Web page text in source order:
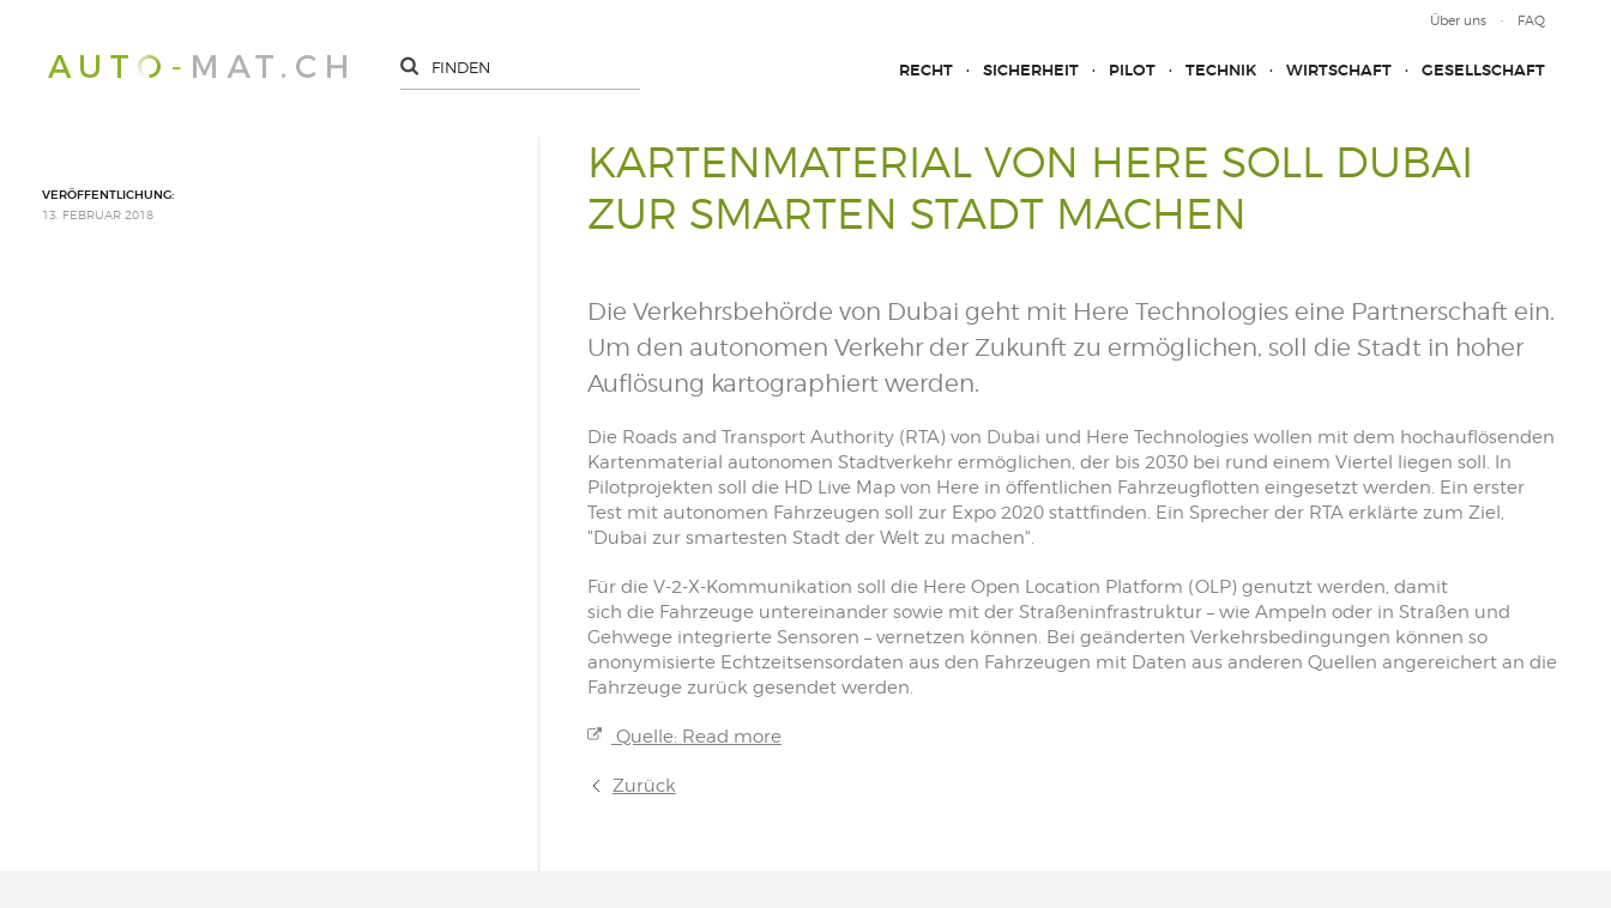
Über uns FAQ
RECHT SICHERHEIT PILOT TECHNIK WIRTSCHAFT GESELLSCHAFT
KARTENMATERIAL VON HERE SOLL DUBAI
ZUR SMARTEN STADT MACHEN
Die Verkehrsbehörde von Dubai geht mit Here Technologies eine Partnerschaft ein.
Um den autonomen Verkehr der Zukunft zu ermöglichen, soll die Stadt in hoher
Auflösung kartographiert werden.
Die Roads and Transport Authority (RTA) von Dubai und Here Technologies wollen mit dem hochauflösenden
Kartenmaterial autonomen Stadtverkehr ermöglichen, der bis 2030 bei rund einem Viertel liegen soll. In
Pilotprojekten soll die HD Live Map von Here in öffentlichen Fahrzeugflotten eingesetzt werden. Ein erster
Test mit autonomen Fahrzeugen soll zur Expo 2020 stattfinden. Ein Sprecher der RTA erklärte zum Ziel,
"Dubai zur smartesten Stadt der Welt zu machen".
Für die V-2-X-Kommunikation soll die Here Open Location Platform (OLP) genutzt werden, damit
sich die Fahrzeuge untereinander sowie mit der Straßeninfrastruktur – wie Ampeln oder in Straßen und
Gehwege integrierte Sensoren – vernetzen können. Bei geänderten Verkehrsbedingungen können so
anonymisierte Echtzeitsensordaten aus den Fahrzeugen mit Daten aus anderen Quellen angereichert an die
Fahrzeuge zurück gesendet werden.
Quelle: Read more
Zurück
VERÖFFENTLICHUNG:
13. FEBRUAR 2018